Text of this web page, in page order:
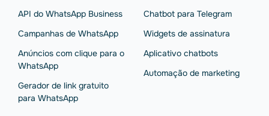
API do WhatsApp Business
Campanhas de WhatsApp
Anúncios com clique para o
WhatsApp
Gerador de link gratuito
para WhatsApp
Chatbot para Telegram
Widgets de assinatura
Aplicativo chatbots
Automação de marketing